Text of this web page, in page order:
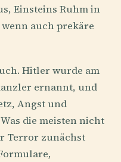
Einsteins Ruhm in
auch prekäre
Hitler wurde am
ernannt, und
Angst und
die meisten nicht
Terror zunächst